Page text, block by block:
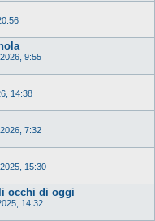
9:55
14:38
7:32
15:30
occhi di oggi
14:32